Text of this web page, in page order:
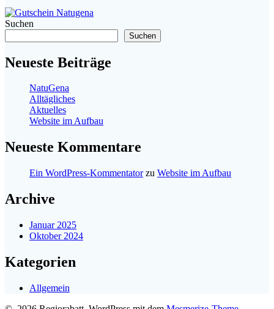
Suchen
Suchen
Neueste Beiträge
NatuGena
Alltägliches
Aktuelles
Website im Aufbau
Neueste Kommentare
Ein WordPress-Kommentatorzu Website im Aufbau
Archive
Januar 2025
Oktober 2024
Kategorien
Allgemein